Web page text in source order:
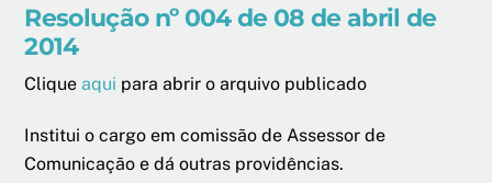
Resolução nº 004 de 08 de abril de
2014
Clique aqui para abrir o arquivo publicado
Institui o cargo em comissão de Assessor de
Comunicação e dá outras providências.